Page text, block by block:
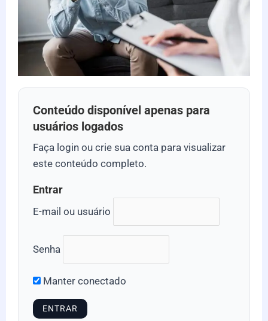
Conteúdo disponível apenas para
usuários logados
Faça login ou crie sua conta para visualizar
este conteúdo completo.
Entrar
E-mail ou usuário
Senha
Manter conectado